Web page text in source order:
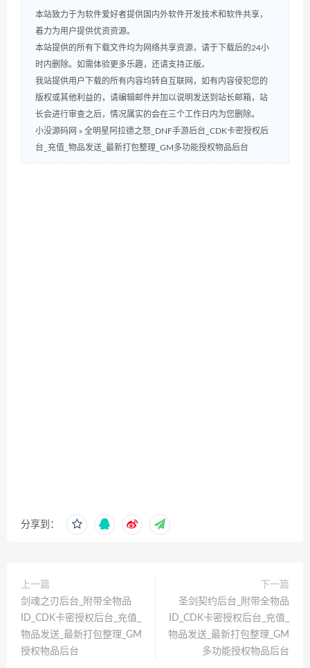
本站致力于为软件爱好者提供国内外软件开发技术和软件共享，
着力为用户提供优资资源。
本站提供的所有下载文件均为网络共享资源，请于下载后的24小
时内删除。如需体验更多乐趣，还请支持正版。
我站提供用户下载的所有内容均转自互联网，如有内容侵犯您的
版权或其他利益的，请编辑邮件并加以说明发送到站长邮箱，站
长会进行审查之后，情况属实的会在三个工作日内为您删除。
小没源码网 » 全明星阿拉德之怒_DNF手游后台_CDK卡密授权后
台_充值_物品发送_最新打包整理_GM多功能授权物品后台
分享到：
上一篇
剑魂之刃后台_附带全物品
ID_CDK卡密授权后台_充值_
物品发送_最新打包整理_GM
授权物品后台
下一篇
圣剑契约后台_附带全物品
ID_CDK卡密授权后台_充值_
物品发送_最新打包整理_GM
多功能授权物品后台